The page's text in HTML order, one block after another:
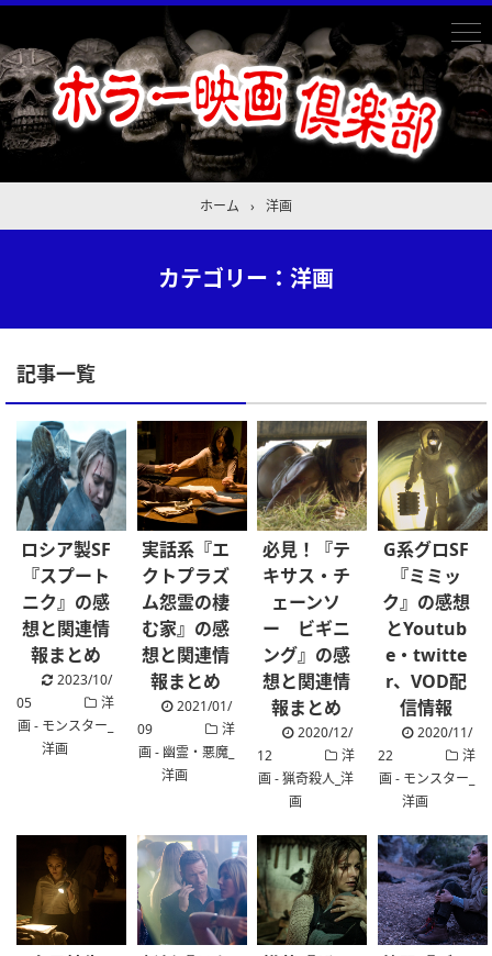
ホーム › 洋画
カテゴリー：洋画
記事一覧
ロシア製SF
『スプート
ニク』の感
想と関連情
報まとめ
2023/10/
05
洋
画 - モンスター_
洋画
実話系『エ
クトプラズ
ム怨霊の棲
む家』の感
想と関連情
報まとめ
2021/01/
09
洋
画 - 幽霊・悪魔_
洋画
必見！『テ
キサス・チ
ェーンソ
ー ビギニ
ング』の感
想と関連情
報まとめ
2020/12/
12
洋
画 - 猟奇殺人_洋
画
G系グロSF
『ミミッ
ク』の感想
とYoutub
e・twitte
r、VOD配
信情報
2020/11/
22
洋
画 - モンスター_
洋画